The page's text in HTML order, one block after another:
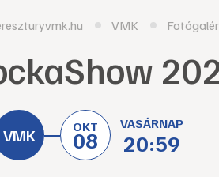
VMK
OKT
08
VASÁRNAP
20:59